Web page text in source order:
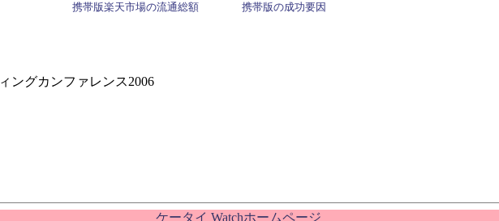
携帯版楽天市場の流通総額 携帯版の成功要因
グカンファレンス2006
ケータイ Watchホームページ